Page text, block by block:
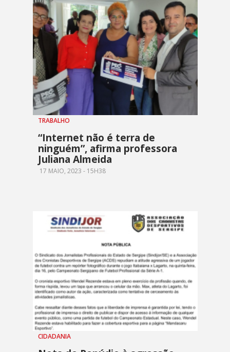
TRABALHO
“Internet não é terra de
ninguém”, afirma professora
Juliana Almeida
17 MAIO, 2023 - 15H38
CIDADANIA